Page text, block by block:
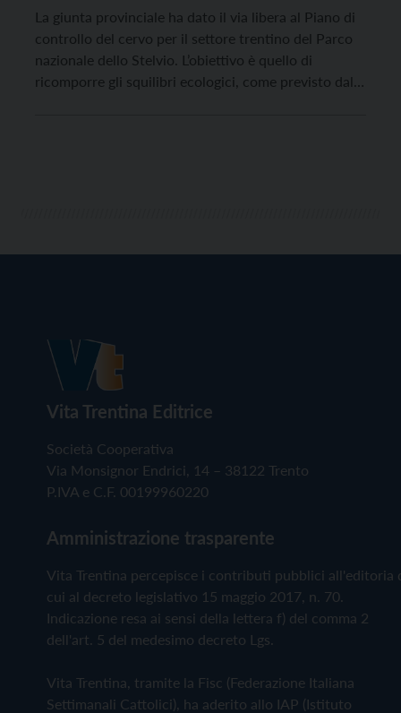
La giunta provinciale ha dato il via libera al Piano di
controllo del cervo per il settore trentino del Parco
nazionale dello Stelvio. L’obiettivo è quello di
ricomporre gli squilibri ecologici, come previsto dalla
Vita Trentina Editrice
Società Cooperativa
Via Monsignor Endrici, 14 – 38122 Trento
P.IVA e C.F. 00199960220
Amministrazione trasparente
Vita Trentina percepisce i contributi pubblici all'editoria
cui al decreto legislativo 15 maggio 2017, n. 70.
Indicazione resa ai sensi della lettera f) del comma 2
dell'art. 5 del medesimo decreto Lgs.
Vita Trentina, tramite la Fisc (Federazione Italiana
Settimanali Cattolici), ha aderito allo IAP (Istituto